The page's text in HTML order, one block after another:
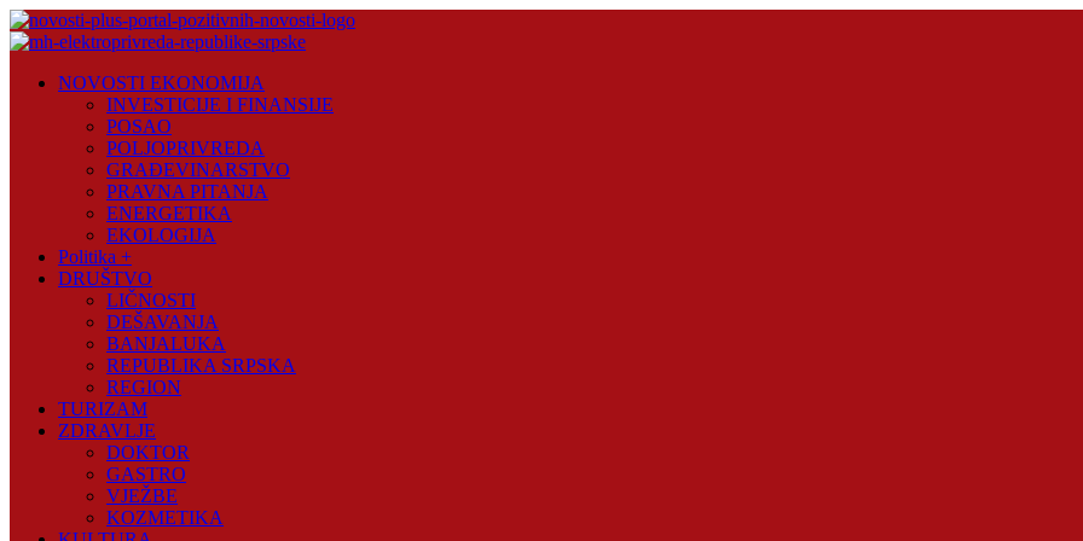
Skip
to
Plus
NOVOSTI EKONOMIJA
INVESTICIJE I FINANSIJE
POSAO
POLJOPRIVREDA
GRAĐEVINARSTVO
PRAVNA PITANJA
ENERGETIKA
EKOLOGIJA
Politika +
DRUŠTVO
LIČNOSTI
DEŠAVANJA
BANJALUKA
REPUBLIKA SRPSKA
REGION
TURIZAM
ZDRAVLJE
DOKTOR
GASTRO
VJEŽBE
KOZMETIKA